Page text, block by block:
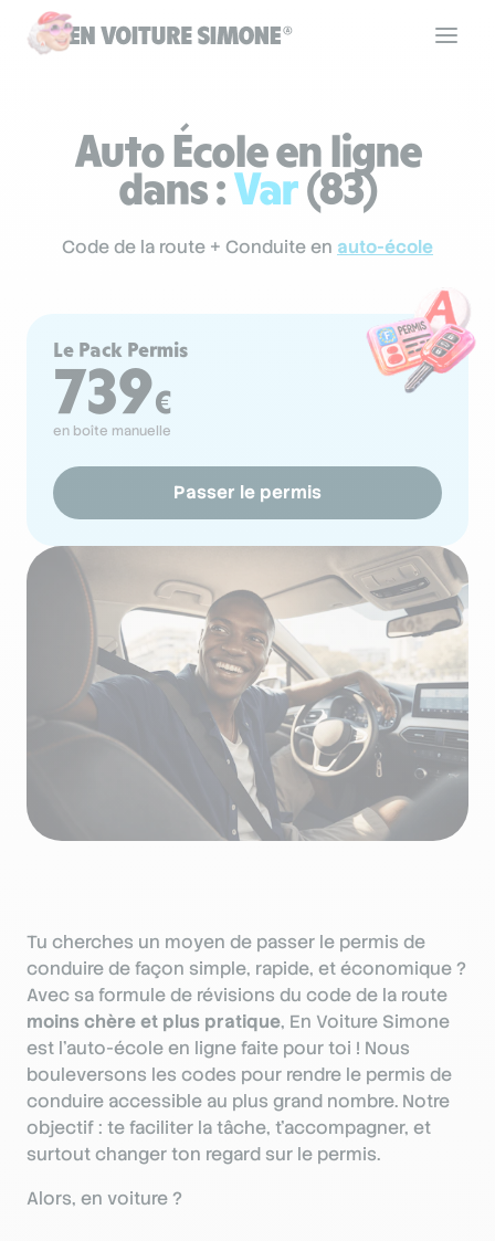
Permis de conduire
Aide
Auto École en ligne
dans :Var(83)
Code de la route + Conduite en auto-école
Le Pack Permis
739€
en boîte manuelle
Passer le permis
Tu cherches un moyen de passer le permis de
conduire de façon simple, rapide, et économique ?
Avec sa formule de révisions du code de la route
moins chère et plus pratique, En Voiture Simone
est l’auto-école en ligne faite pour toi ! Nous
bouleversons les codes pour rendre le permis de
conduire accessible au plus grand nombre. Notre
objectif : te faciliter la tâche, t'accompagner, et
surtout changer ton regard sur le permis.
Alors, en voiture ?